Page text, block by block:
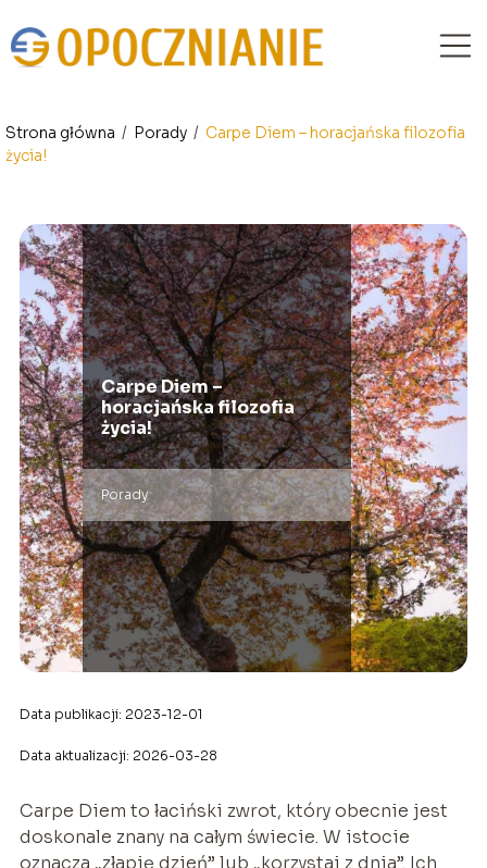
Strona główna / Porady / Carpe Diem – horacjańska filozofia
życia!
Carpe Diem –
horacjańska filozofia
życia!
Porady
Data publikacji: 2023-12-01
Data aktualizacji: 2026-03-28
Carpe Diem to łaciński zwrot, który obecnie jest
doskonale znany na całym świecie. W istocie
oznacza „złapię dzień” lub „korzystaj z dnia”. Ich